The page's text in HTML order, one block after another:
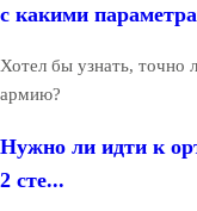
с какими
Хотел бы узнать, точно
армию?
Нужно ли идти к
2 сте...